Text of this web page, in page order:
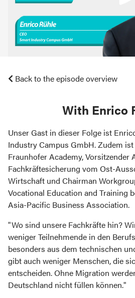
Back to the episode overview
with Enrico
Unser Gast in dieser Folge ist
Industry Campus GmbH. Zudem
Fraunhofer Academy, Vorsitzender
Fachkräftesicherung vom Ost-
Wirtschaft und Chairman
Vocational Education and Training
Asia-Pacific Business Association.
"Wo sind unsere Fachkräfte hin?
weniger Teilnehmende in den
besonders aus dem technischen
gibt auch weniger Menschen, die
entscheiden. Ohne Migration
Deutschland nicht füllen können."